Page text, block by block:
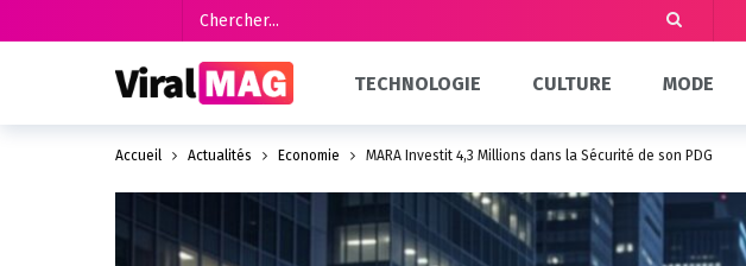
TECHNOLOGIE CULTURE MODE
Accueil Actualités Économie MARA Investit 4,3 Millions dans la Sécurité de son PDG